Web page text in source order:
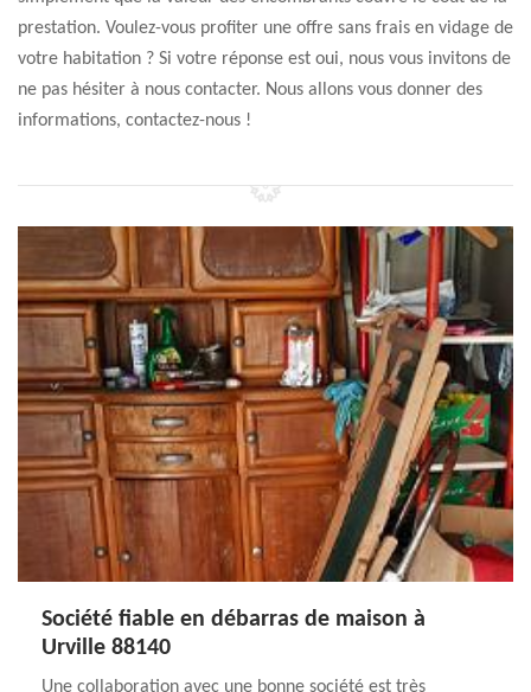
prestation. Voulez-vous profiter une offre sans frais en vidage de
votre habitation ? Si votre réponse est oui, nous vous invitons de
ne pas hésiter à nous contacter. Nous allons vous donner des
informations, contactez-nous !
Société fiable en débarras de maison à
Urville 88140
Une collaboration avec une bonne société est très